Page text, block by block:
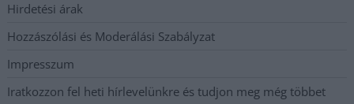
Hirdetési árak
Hozzászólási és Moderálási Szabályzat
Impresszum
Iratkozzon fel heti hírlevelünkre és tudjon meg még többet